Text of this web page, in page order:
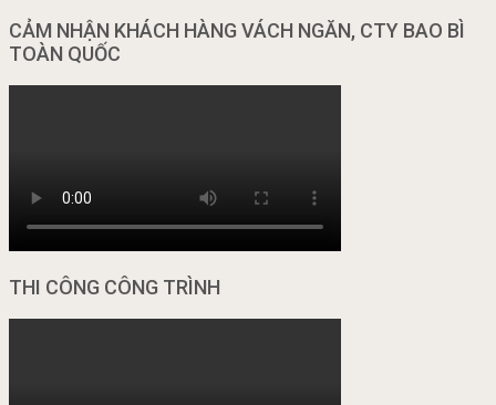
CẢM NHẬN KHÁCH HÀNG VÁCH NGĂN, CTY BAO BÌ
TOÀN QUỐC
THI CÔNG CÔNG TRÌNH